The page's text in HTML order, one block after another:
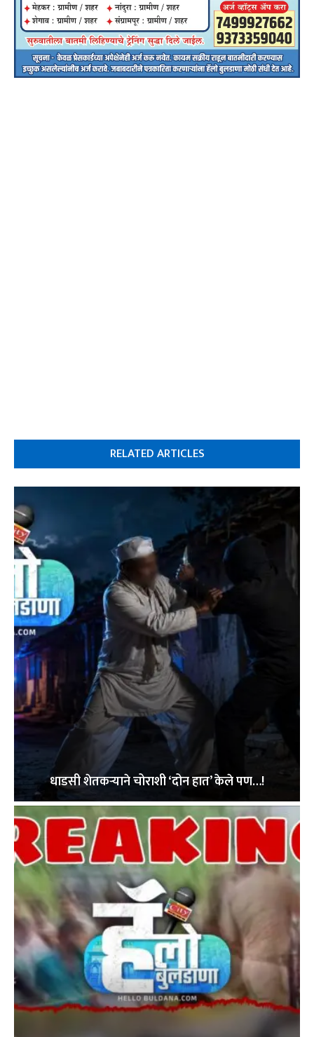
RELATED ARTICLES
धाडसी शेतकऱ्याने चोराशी ‘दोन हात’ केले पण…!